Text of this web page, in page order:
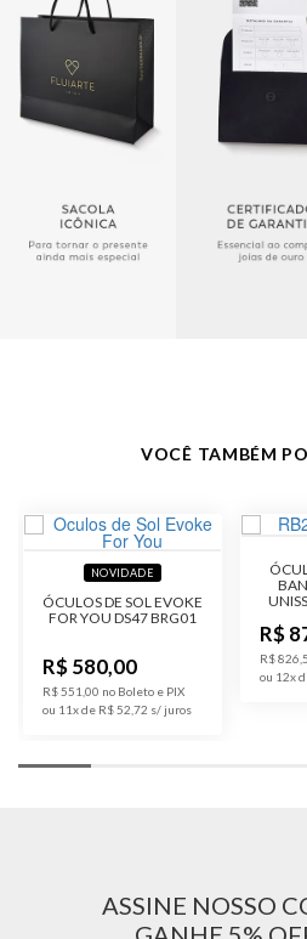
Altura da Lente 46.7 mm
Largura da Ponte
da Lente
54 21
145mm
Tratamento das
Lentes
Clássica
VOCÊ TAMBÉM
NOVIDADE
ÓCULOS DE SOL EVOKE
FOR YOU DS47 BRG01
R$ 580,00
R$ 551,00 no Boleto e PIX
ou 11x de R$ 52,72
R$
R$
ou 12x
ASSINE NOSSO